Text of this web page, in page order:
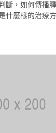
斷，如何傳播
什麼樣的治療